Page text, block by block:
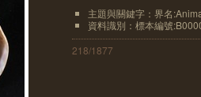
主題與關鍵字：界名
資料識別：標本編號
218/1877